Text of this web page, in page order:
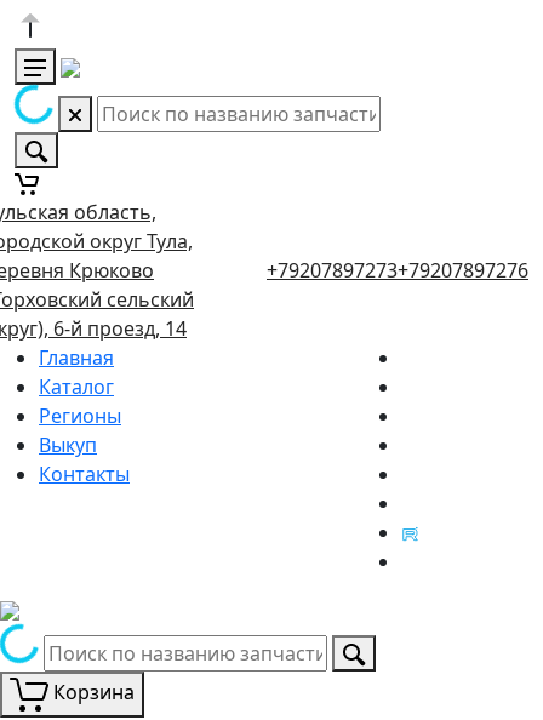
область,
округ Тула,
Крюково
сельский
6-й проезд, 14
+79207897273+79207897276
Главная
Каталог
Регионы
Выкуп
Контакты
Корзина